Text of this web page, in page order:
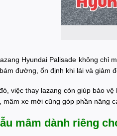
Hyundai Palisade không chỉ
đường, ổn định khi lái và giảm
việc thay lazang còn giúp bảo
mâm xe mới cũng góp phần nâng
mâm dành riêng